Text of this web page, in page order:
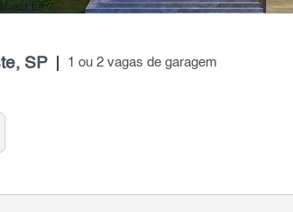
SP 1 ou 2 vagas de garagem